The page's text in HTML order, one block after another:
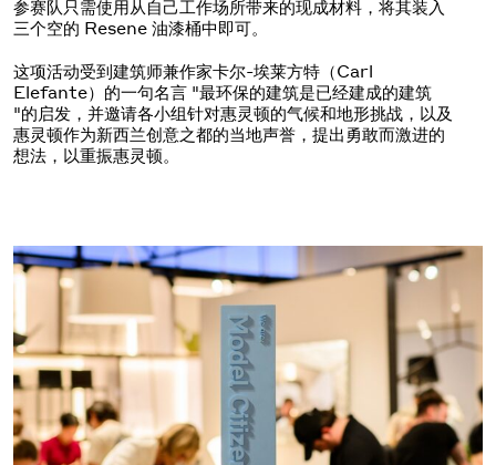
参赛队只需使用从自己工作场所带来的现成材料，将其装入
三个空的 Resene 油漆桶中即可。
这项活动受到建筑师兼作家卡尔-埃莱方特（Carl
Elefante）的一句名言 "最环保的建筑是已经建成的建筑
"的启发，并邀请各小组针对惠灵顿的气候和地形挑战，以及
惠灵顿作为新西兰创意之都的当地声誉，提出勇敢而激进的
想法，以重振惠灵顿。